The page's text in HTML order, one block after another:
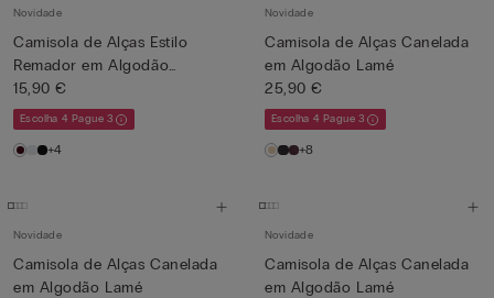
Novidade
Camisola de Alças Estilo
Remador em Algodão
Superi...
15,90 €
Escolha 4 Pague 3
+4
Novidade
Camisola de Alças Canelada
em Algodão Lamé
25,90 €
Escolha 4 Pague 3
+8
Novidade
Camisola de Alças Canelada
em Algodão Lamé
Novidade
Camisola de Alças Canelada
em Algodão Lamé